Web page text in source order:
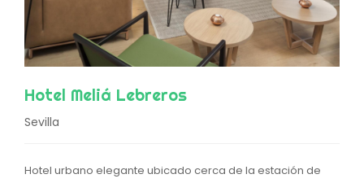
Hotel Meliá Lebreros
Sevilla
Hotel urbano elegante ubicado cerca de la estación de